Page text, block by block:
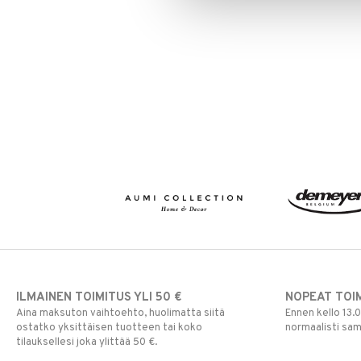
ILMAINEN TOIMITUS YLI 50 €
Aina maksuton vaihtoehto, huolimatta siitä
ostatko yksittäisen tuotteen tai koko
tilauksellesi joka ylittää 50 €.
NOPEAT
Ennen kello
normaalisti